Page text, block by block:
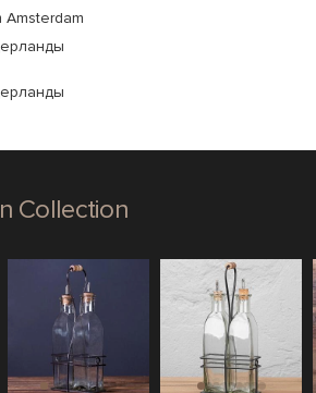
Amsterdam
Collection